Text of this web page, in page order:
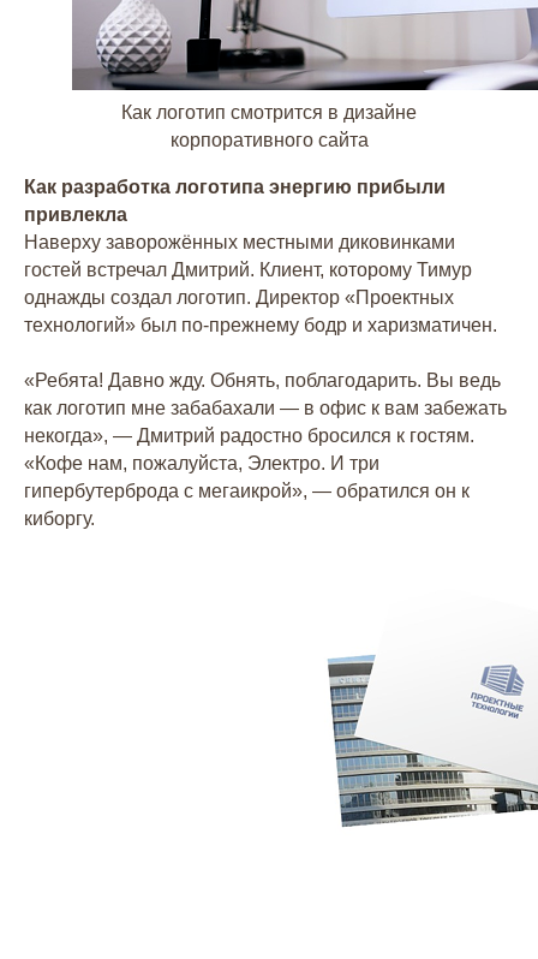
Как логотип смотрится в дизайне
корпоративного сайта
Как разработка логотипа энергию прибыли
привлекла
Наверху заворожённых местными диковинками
гостей встречал Дмитрий. Клиент, которому Тимур
однажды создал логотип. Директор «Проектных
технологий» был по-прежнему бодр и харизматичен.
«Ребята! Давно жду. Обнять, поблагодарить. Вы ведь
как логотип мне забабахали — в офис к вам забежать
некогда», — Дмитрий радостно бросился к гостям.
«Кофе нам, пожалуйста, Электро. И три
гипербутерброда с мегаикрой», — обратился он к
киборгу.